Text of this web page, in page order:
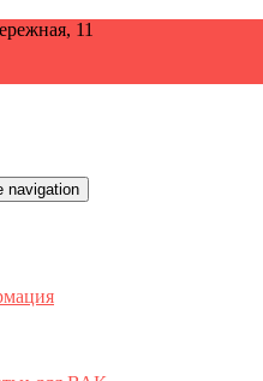
11
navigation